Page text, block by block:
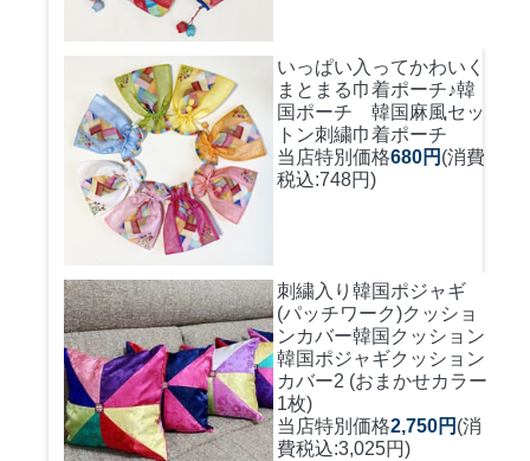
いっぱい入ってかわいく
まとまる巾着ポーチ♪韓
国ポーチ 韓国麻風セッ
トン刺繍巾着ポーチ
当店特別価格680円 (消費
税込:748円)
刺繍入り韓国ポジャギ
(パッチワーク)クッショ
ンカバー韓国クッション
韓国ポジャギクッション
カバー2 (おまかせカラー
1枚)
当店特別価格2,750円 (消
費税込:3,025円)